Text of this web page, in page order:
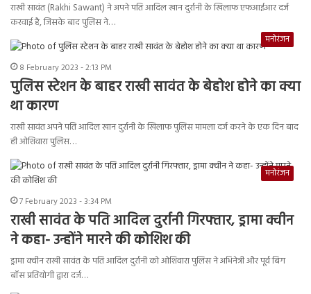
राखी सावंत (Rakhi Sawant) ने अपने पति आदिल खान दुर्रानी के खिलाफ एफआईआर दर्ज
करवाई है, जिसके बाद पुलिस ने…
मनोरंजन
8 February 2023 - 2:13 PM
पुलिस स्टेशन के बाहर राखी सावंत के बेहोश होने का क्या
था कारण
राखी सावंत अपने पति आदिल खान दुर्रानी के खिलाफ पुलिस मामला दर्ज करने के एक दिन बाद
ही ओशिवारा पुलिस…
मनोरंजन
7 February 2023 - 3:34 PM
राखी सावंत के पति आदिल दुर्रानी गिरफ्तार, ड्रामा क्वीन
ने कहा- उन्होंने मारने की कोशिश की
ड्रामा क्वीन राखी सावंत के पति आदिल दुर्रानी को ओशिवारा पुलिस ने अभिनेत्री और पूर्व बिग
बॉस प्रतियोगी द्वारा दर्ज…